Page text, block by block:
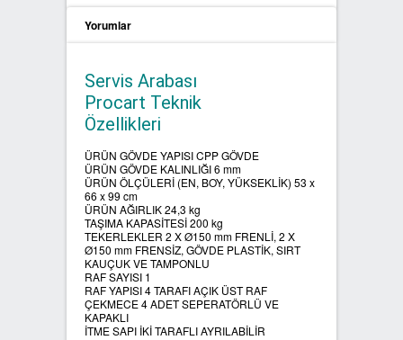
PANOSU
SIFIR ATIK ÇÖP POŞETLERİ
SIFIR ATIK GERİ DÖNÜŞÜM
KUTULARI
Yorumlar
Servis Arabası
Procart Teknik
Özellikleri
ÜRÜN GÖVDE YAPISI CPP GÖVDE
ÜRÜN GÖVDE KALINLIĞI 6 mm
ÜRÜN ÖLÇÜLERİ (EN, BOY, YÜKSEKLİK) 53 x
66 x 99 cm
ÜRÜN AĞIRLIK 24,3 kg
TAŞIMA KAPASİTESİ 200 kg
TEKERLEKLER 2 X Ø150 mm FRENLİ, 2 X
Ø150 mm FRENSİZ, GÖVDE PLASTİK, SIRT
KAUÇUK VE TAMPONLU
RAF SAYISI 1
RAF YAPISI 4 TARAFI AÇIK ÜST RAF
ÇEKMECE 4 ADET SEPERATÖRLÜ VE
KAPAKLI
İTME SAPI İKİ TARAFLI AYRILABİLİR